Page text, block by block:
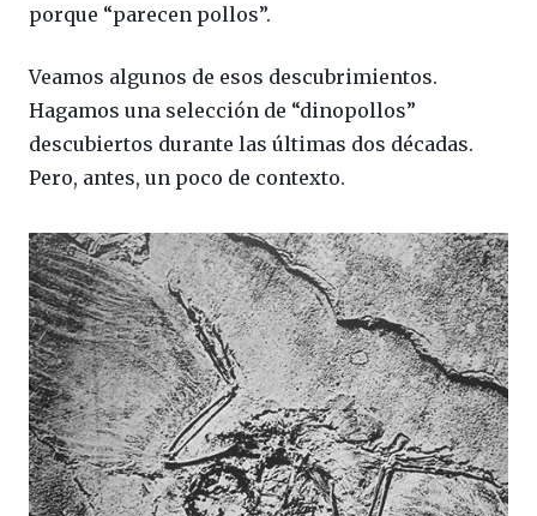
porque “parecen pollos”.
Veamos algunos de esos descubrimientos.
Hagamos una selección de “dinopollos”
descubiertos durante las últimas dos décadas.
Pero, antes, un poco de contexto.